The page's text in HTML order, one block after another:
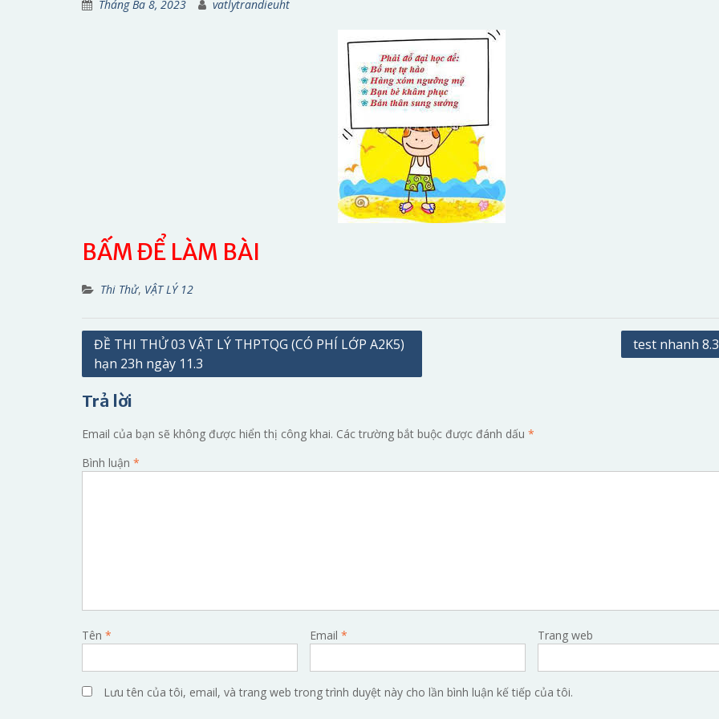
Tháng Ba 8, 2023 vatlytrandieuht
BẤM ĐỂ LÀM BÀI
Thi Thử, VẬT LÝ 12
Điều
hướng
bài
viết
ĐỀ THI THỬ 03 VẬT LÝ THPTQG (CÓ PHÍ LỚP A2K5)
hạn 23h ngày 11.3
test nhanh
Trả lời
Email của bạn sẽ không được hiển thị công khai. Các trường bắt buộc được đánh dấu *
Bình luận *
Tên * Email * Trang web
Lưu tên của tôi, email, và trang web trong trình duyệt này cho lần bình luận kế tiếp của tôi.